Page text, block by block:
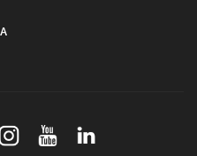
FIRST 2026! (video)